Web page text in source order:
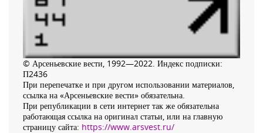
© Арсеньевские вести, 1992—2022. Индекс подписки:
П2436
При перепечатке и при другом использовании материалов,
ссылка на «Арсеньевские вести» обязательна.
При републикации в сети интернет так же обязательна
работающая ссылка на оригинал статьи, или на главную
страницу сайта: https://www.arsvest.ru/